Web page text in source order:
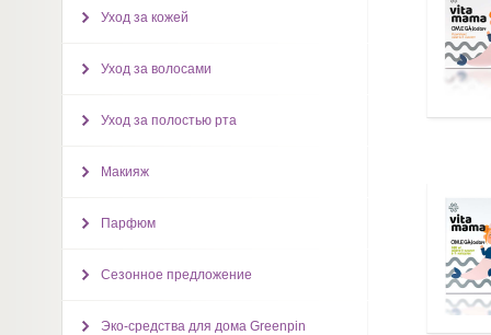
Уход за кожей
Уход за волосами
Уход за полостью рта
Макияж
Парфюм
Сезонное предложение
Эко-средства для дома Greenpin